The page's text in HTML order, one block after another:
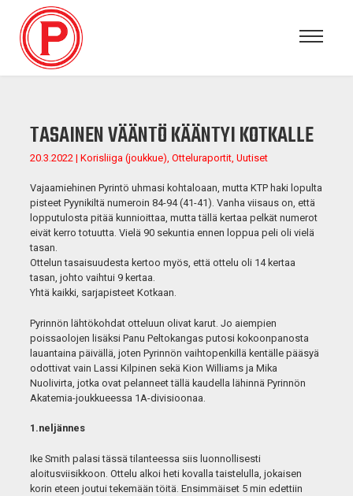
TASAINEN VÄÄNTÖ KÄÄNTYI KOTKALLE
20.3.2022 | Korisliiga (joukkue), Otteluraportit, Uutiset
Vajaamiehinen Pyrintö uhmasi kohtaloaan, mutta KTP haki lopulta
pisteet Pyynikiltä numeroin 84-94 (41-41). Vanha viisaus on, että
lopputulosta pitää kunnioittaa, mutta tällä kertaa pelkät numerot
eivät kerro totuutta. Vielä 90 sekuntia ennen loppua peli oli vielä
tasan.
Ottelun tasaisuudesta kertoo myös, että ottelu oli 14 kertaa
tasan, johto vaihtui 9 kertaa.
Yhtä kaikki, sarjapisteet Kotkaan.
Pyrinnön lähtökohdat otteluun olivat karut. Jo aiempien
poissaolojen lisäksi Panu Peltokangas putosi kokoonpanosta
lauantaina päivällä, joten Pyrinnön vaihtopenkillä kentälle pääsyä
odottivat vain Lassi Kilpinen sekä Kion Williams ja Mika
Nuolivirta, jotka ovat pelanneet tällä kaudella lähinnä Pyrinnön
Akatemia-joukkueessa 1A-divisioonaa.
1.neljännes
Ike Smith palasi tässä tilanteessa siis luonnollisesti
aloitusviisikkoon. Ottelu alkoi heti kovalla taistelulla, jokaisen
korin eteen joutui tekemään töitä. Ensimmäiset 5 min edettiin